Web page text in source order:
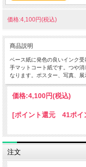
価格:4,100円(税込)
商品説明
ベース紙に発色の良いインク
手マットコート紙です。つや
なります。ポスター、写真、展
価格:4,100円(税込)
[ポイント還元 41ポイ
注文